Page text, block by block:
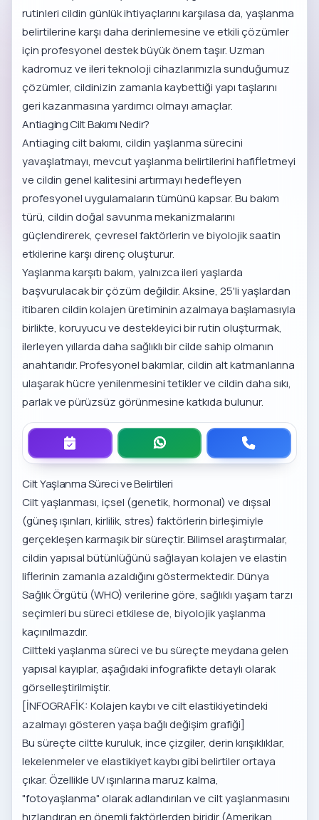
rutinleri cildin günlük ihtiyaçlarını karşılasa da, yaşlanma
belirtilerine karşı daha derinlemesine ve etkili çözümler
için profesyonel destek büyük önem taşır. Uzman
kadromuz ve ileri teknoloji cihazlarımızla sunduğumuz
çözümler, cildinizin zamanla kaybettiği yapı taşlarını
geri kazanmasına yardımcı olmayı amaçlar.
Antiaging Cilt Bakımı Nedir?
Antiaging cilt bakımı, cildin yaşlanma sürecini
yavaşlatmayı, mevcut yaşlanma belirtilerini hafifletmeyi
ve cildin genel kalitesini artırmayı hedefleyen
profesyonel uygulamaların tümünü kapsar. Bu bakım
türü, cildin doğal savunma mekanizmalarını
güçlendirerek, çevresel faktörlerin ve biyolojik saatin
etkilerine karşı direnç oluşturur.
Yaşlanma karşıtı bakım, yalnızca ileri yaşlarda
başvurulacak bir çözüm değildir. Aksine, 25'li yaşlardan
itibaren cildin kolajen üretiminin azalmaya başlamasıyla
birlikte, koruyucu ve destekleyici bir rutin oluşturmak,
ilerleyen yıllarda daha sağlıklı bir cilde sahip olmanın
anahtarıdır. Profesyonel bakımlar, cildin alt katmanlarına
ulaşarak hücre yenilenmesini tetikler ve cildin daha sıkı,
parlak ve pürüzsüz görünmesine katkıda bulunur.
Cilt Yaşlanma Süreci ve Belirtileri
Cilt yaşlanması, içsel (genetik, hormonal) ve dışsal
(güneş ışınları, kirlilik, stres) faktörlerin birleşimiyle
gerçekleşen karmaşık bir süreçtir. Bilimsel araştırmalar,
cildin yapısal bütünlüğünü sağlayan kolajen ve elastin
liflerinin zamanla azaldığını göstermektedir.Dünya
Sağlık Örgütü (WHO)verilerine göre, sağlıklı yaşam tarzı
seçimleri bu süreci etkilese de, biyolojik yaşlanma
kaçınılmazdır.
Ciltteki yaşlanma süreci ve bu süreçte meydana gelen
yapısal kayıplar, aşağıdaki infografikte detaylı olarak
görselleştirilmiştir.
[İNFOGRAFİK: Kolajen kaybı ve cilt elastikiyetindeki
azalmayı gösteren yaşa bağlı değişim grafiği]
Bu süreçte ciltte kuruluk, ince çizgiler, derin kırışıklıklar,
lekelenmeler ve elastikiyet kaybı gibi belirtiler ortaya
çıkar. Özellikle UV ışınlarına maruz kalma,
"fotoyaşlanma" olarak adlandırılan ve cilt yaşlanmasını
hızlandıran en önemli faktörlerden biridir (Amerikan